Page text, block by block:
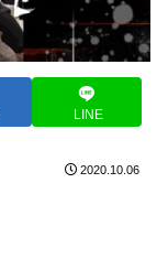
LINE
2020.10.06